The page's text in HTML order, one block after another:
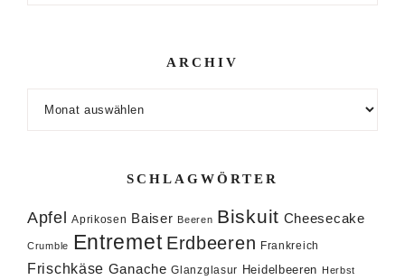
ARCHIV
SCHLAGWÖRTER
Apfel Aprikosen Baiser Beeren Biskuit Cheesecake
Crumble Entremet Erdbeeren Frankreich
Frischkäse Ganache Glanzglasur Heidelbeeren Herbst